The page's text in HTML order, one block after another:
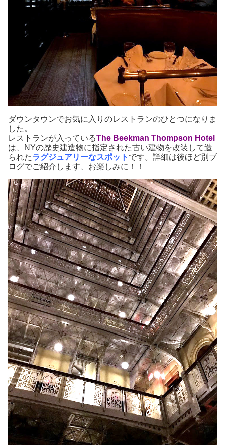
ダウンタウンでお気に入りのレストランのひとつになりま
した。
レストランが入っているThe Beekman Thompson Hotel
は、NYの歴史建造物に指定された古い建物を改装して造
られたラグジュアリーなスポット です。詳細は後ほど別ブ
ログでご紹介します、お楽しみに！！